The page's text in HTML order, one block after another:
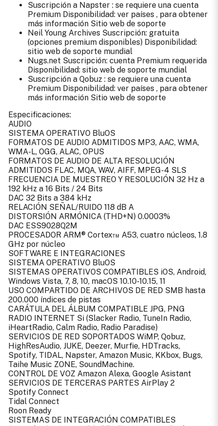
Suscripción a Napster: se requiere una cuenta
Premium Disponibilidad: verpaíses, para obtener
más información Sitio web de soporte
Neil Young ArchivesSuscripción: gratuita
(opciones premium disponibles)Disponibilidad:
sitio web de soportemundial
Nugs.net Suscripción: cuenta Premium requerida
Disponibilidad: sitio web de soporte mundial
Suscripción a Qobuz : se requiere una cuenta
Premium Disponibilidad: verpaíses, para obtener
más información Sitio web de soporte
Especificaciones:
AUDIO
SISTEMA OPERATIVO BluOS
FORMATOS DE AUDIO ADMITIDOS MP3, AAC, WMA,
WMA-L, OGG, ALAC, OPUS
FORMATOS DE AUDIO DE ALTA RESOLUCIÓN
ADMITIDOS FLAC, MQA, WAV, AIFF, MPEG-4 SLS
FRECUENCIA DE MUESTREO Y RESOLUCIÓN 32 Hz a
192 kHz a 16 Bits / 24 Bits
DAC 32 Bits a 384 kHz
RELACIÓN SEÑAL/RUIDO 118 dB A
DISTORSIÓN ARMÓNICA (THD+N) 0.0003%
DAC ESS9028Q2M
PROCESADOR ARM® Cortex™ A53, cuatro núcleos, 1.8
GHz por núcleo
SOFTWARE E INTEGRACIONES
SISTEMA OPERATIVO BluOS
SISTEMAS OPERATIVOS COMPATIBLES iOS, Android,
Windows Vista, 7, 8, 10, macOS 10.10-10.15, 11
USO COMPARTIDO DE ARCHIVOS DE RED SMB hasta
200.000 índices de pistas
CARÁTULA DEL ÁLBUM COMPATIBLE JPG, PNG
RADIO INTERNET Si (Slacker Radio, TuneIn Radio,
iHeartRadio, Calm Radio, Radio Paradise)
SERVICIOS DE RED SOPORTADOS WiMP, Qobuz,
HighResAudio, JUKE, Deezer, Murfie, HDTracks,
Spotify, TIDAL, Napster, Amazon Music, KKbox, Bugs,
Taihe Music ZONE, SoundMachine.
CONTROL DE VOZ Amazon Alexa, Google Asistant
SERVICIOS DE TERCERAS PARTES AirPlay 2
Spotify Connect
Tidal Connect
Roon Ready
SISTEMAS DE INTEGRACIÓN COMPATIBLES